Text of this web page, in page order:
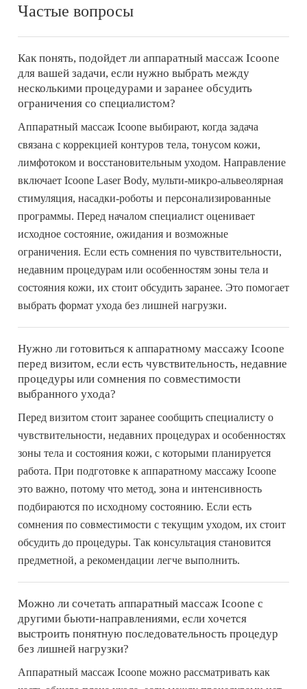
Частые вопросы
Как понять, подойдет ли аппаратный массаж Icoone
для вашей задачи, если нужно выбрать между
несколькими процедурами и заранее обсудить
ограничения со специалистом?
Аппаратный массаж Icoone выбирают, когда задача
связана с коррекцией контуров тела, тонусом кожи,
лимфотоком и восстановительным уходом. Направление
включает Icoone Laser Body, мульти-микро-альвеолярная
стимуляция, насадки-роботы и персонализированные
программы. Перед началом специалист оценивает
исходное состояние, ожидания и возможные
ограничения. Если есть сомнения по чувствительности,
недавним процедурам или особенностям зоны тела и
состояния кожи, их стоит обсудить заранее. Это помогает
выбрать формат ухода без лишней нагрузки.
Нужно ли готовиться к аппаратному массажу Icoone
перед визитом, если есть чувствительность, недавние
процедуры или сомнения по совместимости
выбранного ухода?
Перед визитом стоит заранее сообщить специалисту о
чувствительности, недавних процедурах и особенностях
зоны тела и состояния кожи, с которыми планируется
работа. При подготовке к аппаратному массажу Icoone
это важно, потому что метод, зона и интенсивность
подбираются по исходному состоянию. Если есть
сомнения по совместимости с текущим уходом, их стоит
обсудить до процедуры. Так консультация становится
предметной, а рекомендации легче выполнить.
Можно ли сочетать аппаратный массаж Icoone с
другими бьюти-направлениями, если хочется
выстроить понятную последовательность процедур
без лишней нагрузки?
Аппаратный массаж Icoone можно рассматривать как